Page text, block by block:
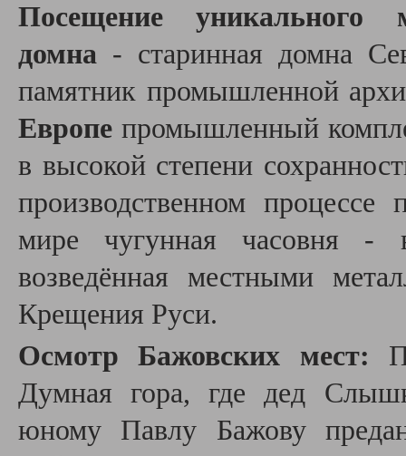
Посещение уникального
домна - старинная домна
памятник промышленной
Европе промышленный
в высокой степени
производственном процессе
мире чугунная часовня -
возведённая местными
Крещения Руси.
Осмотр Бажовских мест:
Думная гора, где дед
юному Павлу Бажову